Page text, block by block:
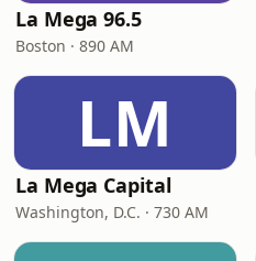
La Mega 96.5
Boston · 890 AM
LM
La Mega Capital
Washington, D.C. · 730 AM